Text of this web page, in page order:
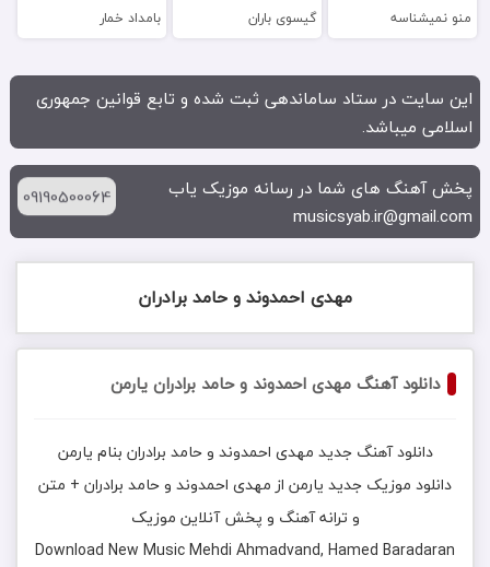
منو نمیشناسه گیسوی باران بامداد خمار
این سایت در ستاد ساماندهی ثبت شده و تابع قوانین جمهوری
اسلامی میباشد.
پخش آهنگ های شما در رسانه موزیک یاب
musicsyab.ir@gmail.com
09190500064
مهدی احمدوند و حامد برادران
دانلود آهنگ مهدی احمدوند و حامد برادران یارمن
دانلود آهنگ جديد مهدی احمدوند و حامد برادران بنام یارمن
دانلود موزیک جديد یارمن از مهدی احمدوند و حامد برادران + متن
و ترانه آهنگ و پخش آنلاين موزيک
Download New MusicMehdi Ahmadvand, Hamed Baradaran